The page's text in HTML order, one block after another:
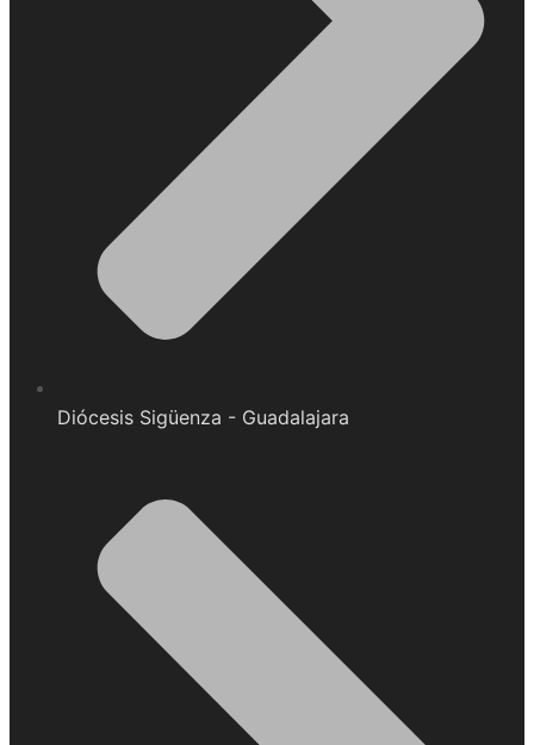
Diócesis Sigüenza - Guadalajara